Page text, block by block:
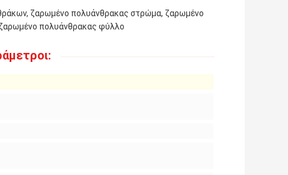
ζαρωμένο πολυάνθρακας στρώμα, ζαρωμένο
πολυάνθρακας φύλλο